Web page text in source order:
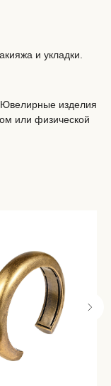
и укладки.
Ювелирные изделия
или физической